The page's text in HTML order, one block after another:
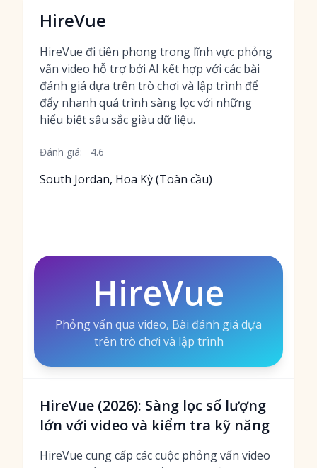
HireVue
HireVue đi tiên phong trong lĩnh vực phỏng
vấn video hỗ trợ bởi AI kết hợp với các bài
đánh giá dựa trên trò chơi và lập trình để
đẩy nhanh quá trình sàng lọc với những
hiểu biết sâu sắc giàu dữ liệu.
Đánh giá: 4.6
South Jordan, Hoa Kỳ (Toàn cầu)
HireVue
Phỏng vấn qua video, Bài đánh giá dựa
trên trò chơi và lập trình
HireVue (2026): Sàng lọc số lượng
lớn với video và kiểm tra kỹ năng
HireVue cung cấp các cuộc phỏng vấn video